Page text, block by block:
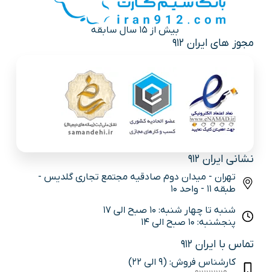
بیش از 15 سال سابقه
نشانی ایران 912
تهران - میدان دوم صادقیه مجتمع تجاری گلدیس -
طبقه 11 - واحد 10
شنبه تا چهار شنبه: 10 صبح الی 17
پنجشنبه: 10 صبح الی 14
تماس با ایران 912
کارشناس فروش: (9 الی 22)
مجوز های ایران 912